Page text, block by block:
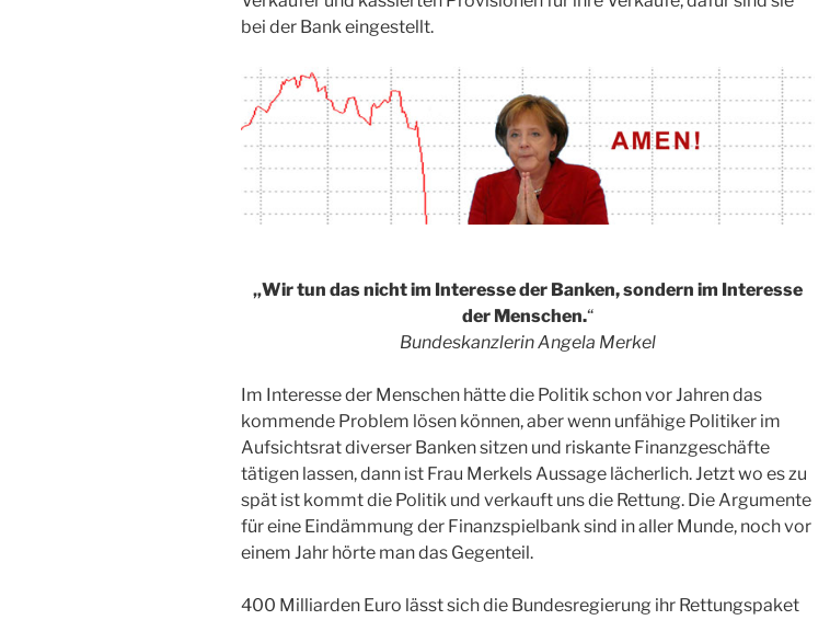
bei der Bank eingestellt.
„Wir tun das nicht im Interesse der Banken, sondern im Interesse
der Menschen.“
Bundeskanzlerin Angela Merkel
Im Interesse der Menschen hätte die Politik schon vor Jahren das
kommende Problem lösen können, aber wenn unfähige Politiker im
Aufsichtsrat diverser Banken sitzen und riskante Finanzgeschäfte
tätigen lassen, dann ist Frau Merkels Aussage lächerlich. Jetzt wo es zu
spät ist kommt die Politik und verkauft uns die Rettung. Die Argumente
für eine Eindämmung der Finanzspielbank sind in aller Munde, noch vor
einem Jahr hörte man das Gegenteil.
400 Milliarden Euro lässt sich die Bundesregierung ihr Rettungspaket